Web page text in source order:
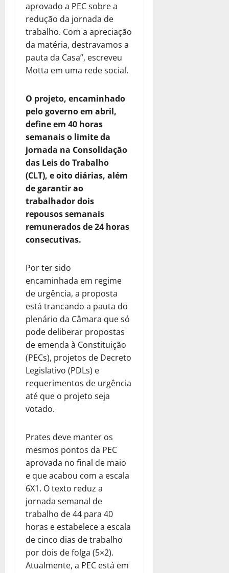
aprovado a PEC sobre a
redução da jornada de
trabalho. Com a apreciação
da matéria, destravamos a
pauta da Casa”, escreveu
Motta em uma rede social.
O projeto, encaminhado
pelo governo em abril,
define em 40 horas
semanais o limite da
jornada na Consolidação
das Leis do Trabalho
(CLT), e oito diárias, além
de garantir ao
trabalhador dois
repousos semanais
remunerados de 24 horas
consecutivas.
Por ter sido
encaminhada em regime
de urgência, a proposta
está trancando a pauta do
plenário da Câmara que só
pode deliberar propostas
de emenda à Constituição
(PECs), projetos de Decreto
Legislativo (PDLs) e
requerimentos de urgência
até que o projeto seja
votado.
Prates deve manter os
mesmos pontos da PEC
aprovada no final de maio
e que acabou com a escala
6X1. O texto reduz a
jornada semanal de
trabalho de 44 para 40
horas e estabelece a escala
de cinco dias de trabalho
por dois de folga (5×2).
Atualmente, a PEC está em